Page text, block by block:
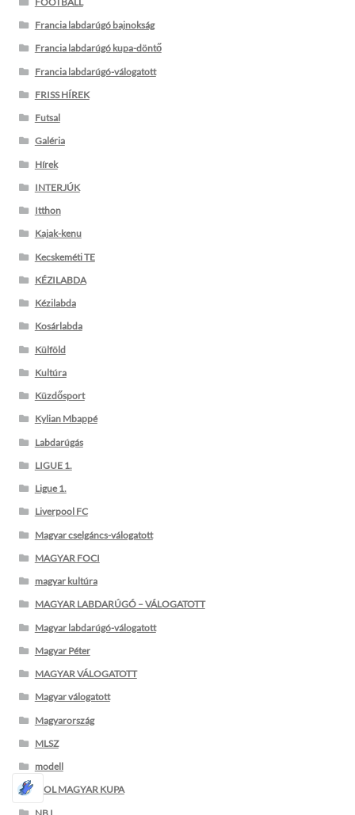
Francia labdarúgó bajnokság
Francia labdarúgó kupa-döntő
Francia labdarúgó-válogatott
FRISS HÍREK
Futsal
Galéria
Hírek
INTERJÚK
Itthon
Kajak-kenu
Kecskeméti TE
KÉZILABDA
Kézilabda
Kosárlabda
Külföld
Kultúra
Küzdősport
Kylian Mbappé
Labdarúgás
LIGUE 1.
Ligue 1.
Liverpool FC
Magyar cselgáncs-válogatott
MAGYAR FOCI
magyar kultúra
MAGYAR LABDARÚGÓ – VÁLOGATOTT
Magyar labdarúgó-válogatott
Magyar Péter
MAGYAR VÁLOGATOTT
Magyar válogatott
Magyarország
MLSZ
modell
MOL MAGYAR KUPA